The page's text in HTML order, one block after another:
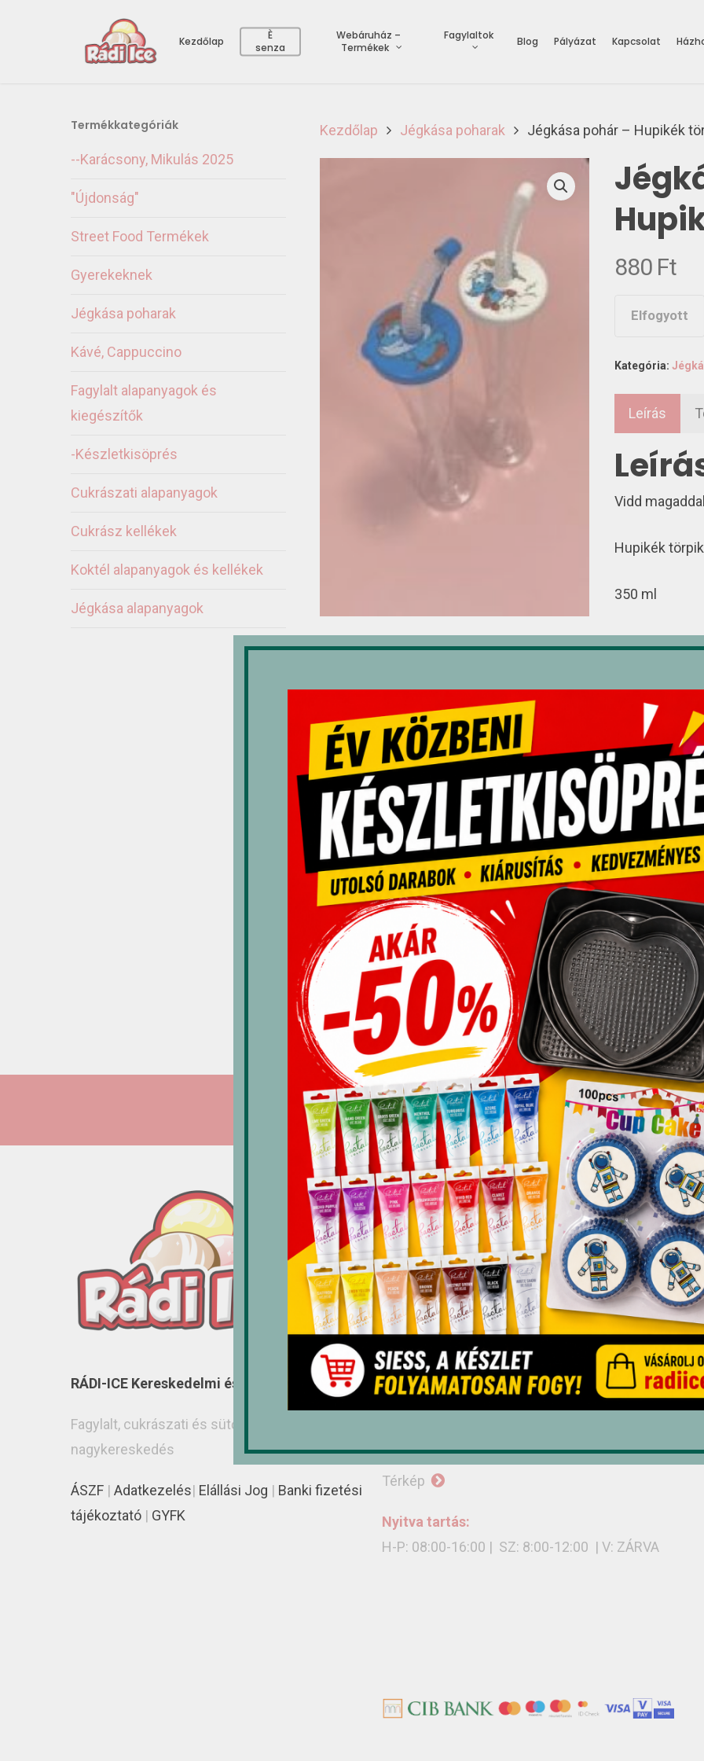
Kezdőlap
È
senza
Webáruház –
Termékek
Fagylaltok Blog Pályázat Kapcsolat
Termékkategóriák
--Karácsony, Mikulás 2025
"Újdonság"
Street Food Termékek
Gyerekeknek
Jégkása poharak
Kávé, Cappuccino
Fagylalt alapanyagok és
kiegészítők
-Készletkisöprés
Cukrászati alapanyagok
Cukrász kellékek
Koktél alapanyagok és kellékek
Jégkása alapanyagok
Kezdőlap Jégkása poharak Jégkása pohár – Hupikék
880 Ft
Elfogyott
Kategória:
Leírás
Vidd
Hupikék
350 ml
Komposztálható
papírpohár – Shake,
Hókristály
2,451 Ft 3,863 Ártartomány:
2,451 Ft
3,863 Ft
Komposztálható
papírpohárhoz
több méretben!
2,299Ft – 2,896Ft
-
RÁDI-ICE Kereskedelmi és Szolgáltató Kft.
Fagylalt, cukrászati és sütőipari alapanyag
nagykereskedés
ÁSZF | Adatkezelés| Elállási Jog | Banki fizetési
tájékoztató | GYFK
Üzletünk
Debrecen, Monostorpályi út 9-11, 4030
+36/52 439-424
+36/30 636-3775
+36/30 402-8679
+36/30 599-9079
Térkép
Nyitva tartás:
H-P: 08:00-16:00 | SZ: 8:00-12:00 | V: ZÁRVA